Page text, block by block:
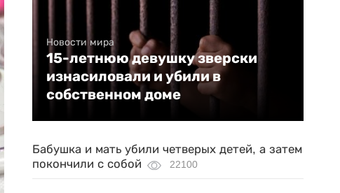
Новости мира
15-летнюю девушку зверски
изнасиловали и убили в
собственном доме
Бабушка и мать убили четверых детей, а затем
покончили с собой
22100